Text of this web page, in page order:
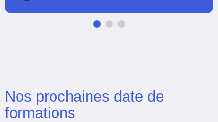
Nos prochaines date de
formations